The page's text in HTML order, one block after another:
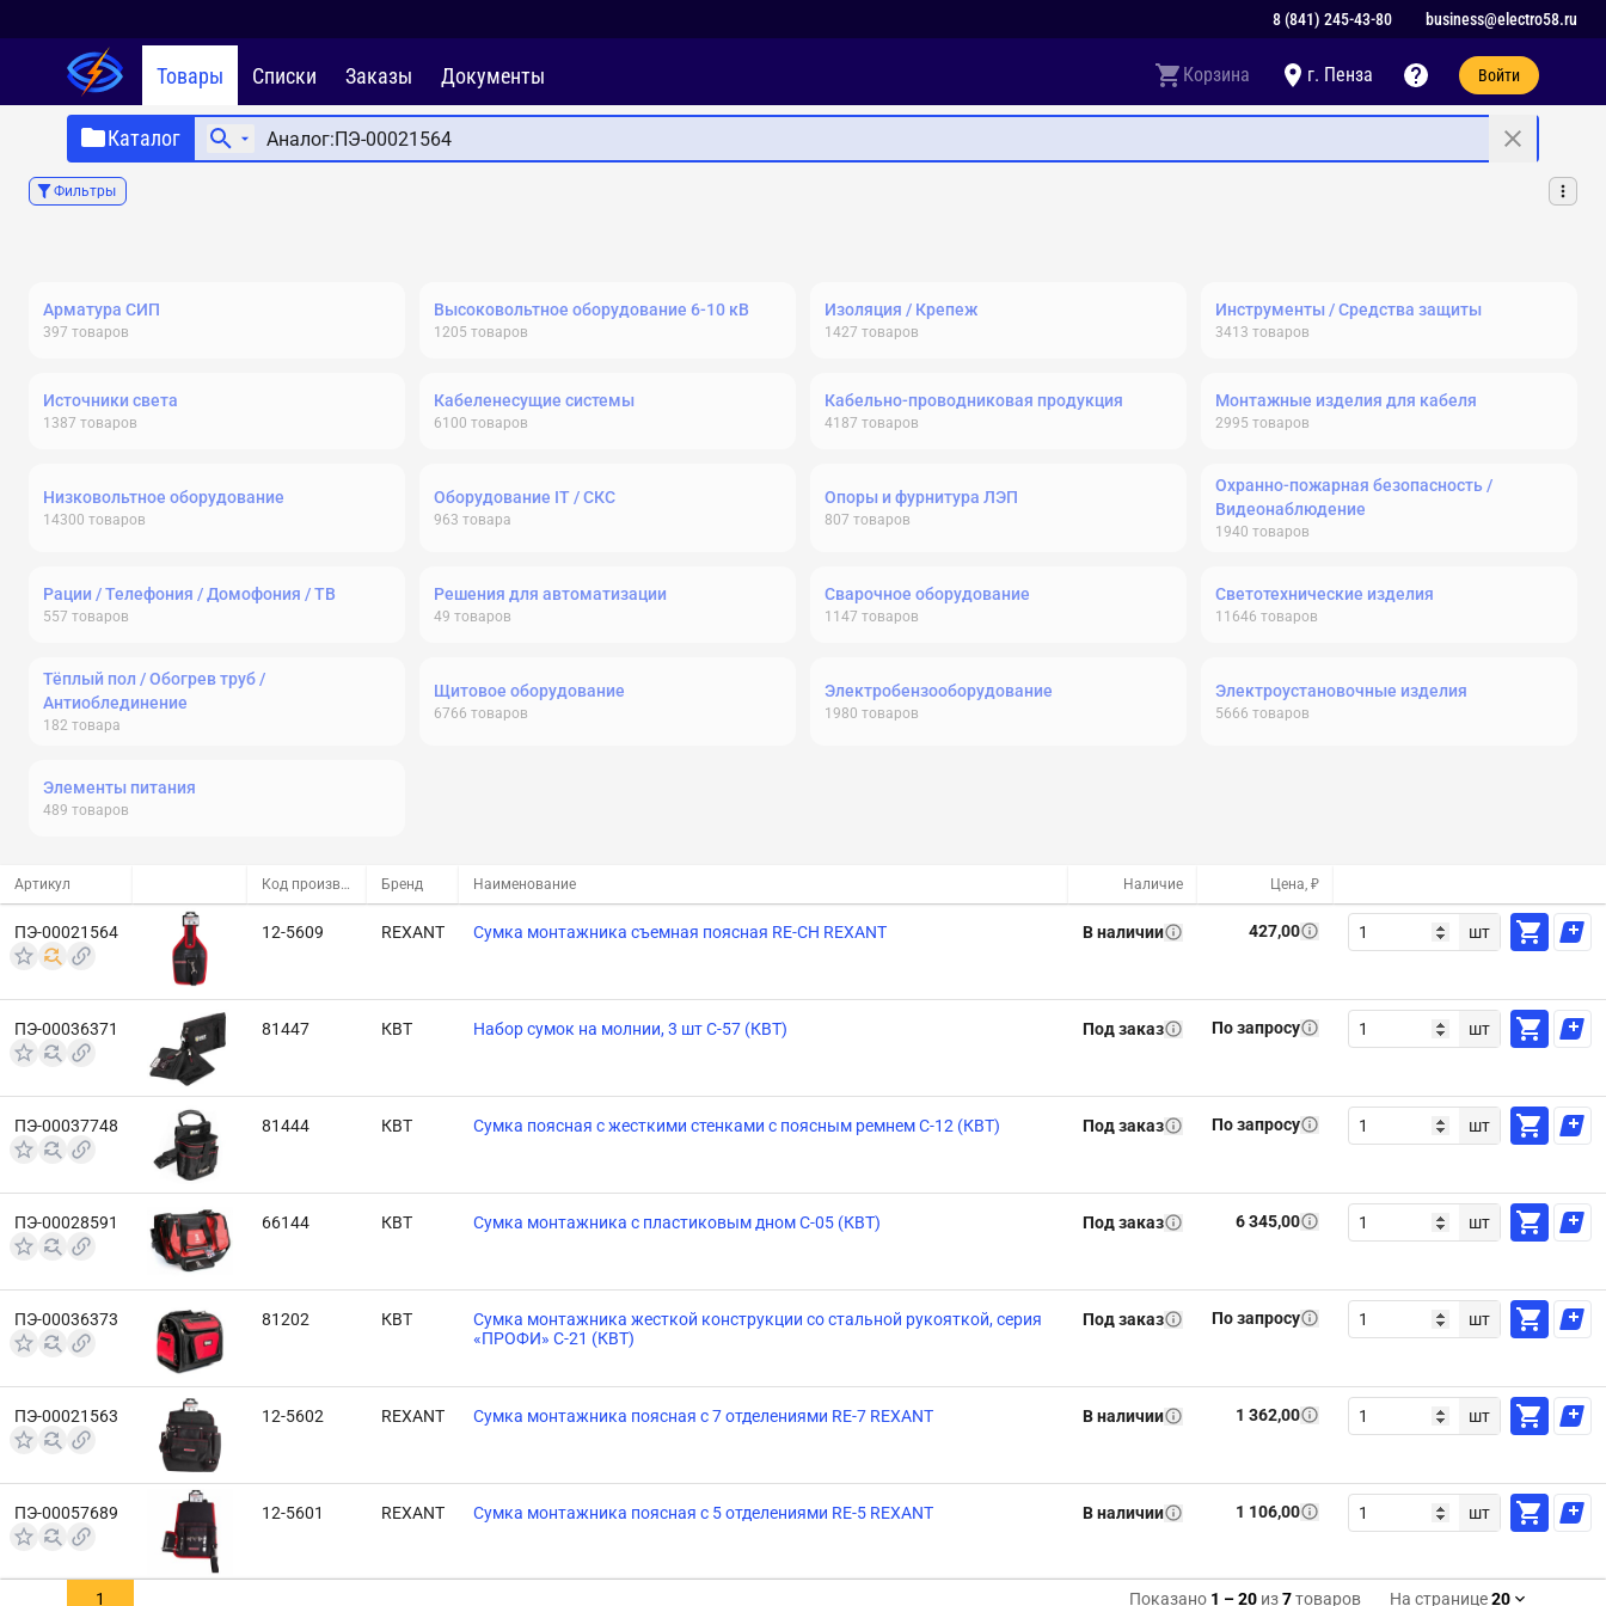
8 (841) 245-43-80 business@electro58.ru
Товары Списки Заказы Документы Корзина г. Пенза Войти
Каталог
Фильтры
Арматура СИП
397 товаров
Высоковольтное оборудование 6-10 кВ
1205 товаров
Изоляция / Крепеж
1427 товаров
Инструменты / Средства защиты
3413 товаров
Источники света
1387 товаров
Кабеленесущие системы
6100 товаров
Кабельно-проводниковая продукция
4187 товаров
Монтажные изделия для кабеля
2995 товаров
Низковольтное оборудование
14300 товаров
Оборудование IT / СКС
963 товара
Опоры и фурнитура ЛЭП
807 товаров
Охранно-пожарная безопасность /
Видеонаблюдение
1940 товаров
Рации / Телефония / Домофония / ТВ
557 товаров
Решения для автоматизации
49 товаров
Сварочное оборудование
1147 товаров
Светотехнические изделия
11646 товаров
Тёплый пол / Обогрев труб /
Антиоблединение
182 товара
Щитовое оборудование
6766 товаров
Электробензооборудование
1980 товаров
Электроустановочные изделия
5666 товаров
Элементы питания
489 товаров
Артикул Код производителя Бренд Наименование Наличие Цена, ₽
ПЭ-00021564 12-5609 REXANT Сумка монтажника съемная поясная RE-CH REXANT В наличии 427,00 шт
ПЭ-00036371 81447 КВТ Набор сумок на молнии, 3 шт С-57 (КВТ) Под заказ По запросу шт
ПЭ-00037748 81444 КВТ Сумка поясная с жесткими стенками с поясным ремнем С-12 (КВТ) Под заказ По запросу шт
ПЭ-00028591 66144 КВТ Сумка монтажника с пластиковым дном С-05 (КВТ) Под заказ 6 345,00 шт
ПЭ-00036373 81202 КВТ
Сумка монтажника жесткой конструкции со стальной рукояткой, серия
«ПРОФИ» С-21 (КВТ)
Под заказ По запросу шт
ПЭ-00021563 12-5602 REXANT Сумка монтажника поясная с 7 отделениями RE-7 REXANT В наличии 1 362,00 шт
ПЭ-00057689 12-5601 REXANT Сумка монтажника поясная с 5 отделениями RE-5 REXANT В наличии 1 106,00 шт
1 Показано 1 –20 из7товаров На странице20